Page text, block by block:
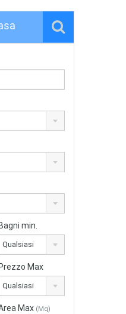
Bagni min.
Qualsiasi
Prezzo Max
Qualsiasi
Max (Mq)